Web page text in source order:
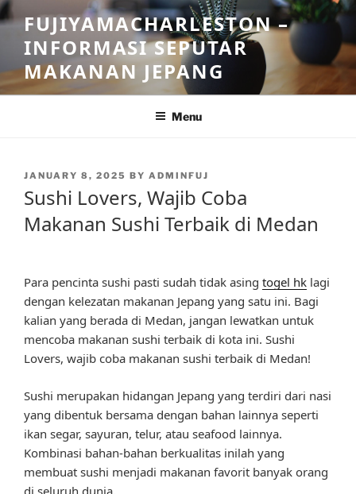
Skip
to
content
FUJIYAMACHARLESTON –
INFORMASI SEPUTAR
MAKANAN JEPANG
Menu
POSTED
JANUARY 8, 2025 BY ADMINFUJ
Sushi Lovers, Wajib Coba
Makanan Sushi Terbaik di Medan
Para pencinta sushi pasti sudah tidak asing togel hk lagi
dengan kelezatan makanan Jepang yang satu ini. Bagi
kalian yang berada di Medan, jangan lewatkan untuk
mencoba makanan sushi terbaik di kota ini. Sushi
Lovers, wajib coba makanan sushi terbaik di Medan!
Sushi merupakan hidangan Jepang yang terdiri dari nasi
yang dibentuk bersama dengan bahan lainnya seperti
ikan segar, sayuran, telur, atau seafood lainnya.
Kombinasi bahan-bahan berkualitas inilah yang
membuat sushi menjadi makanan favorit banyak orang
di seluruh dunia.